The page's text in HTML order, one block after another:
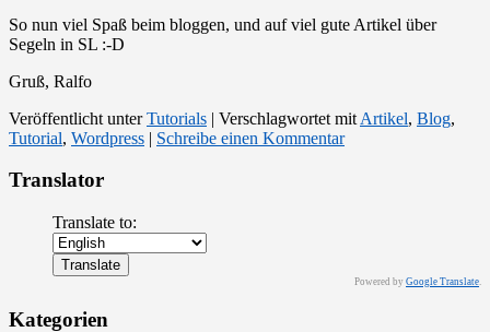
So nun viel Spaß beim bloggen, und auf viel gute Artikel über
Segeln in SL :-D
Gruß, Ralfo
Veröffentlicht unter Tutorials | Verschlagwortet mit Artikel, Blog,
Tutorial, Wordpress | Schreibe einen Kommentar
Translator
Translate to:
Powered by Google Translate.
Kategorien